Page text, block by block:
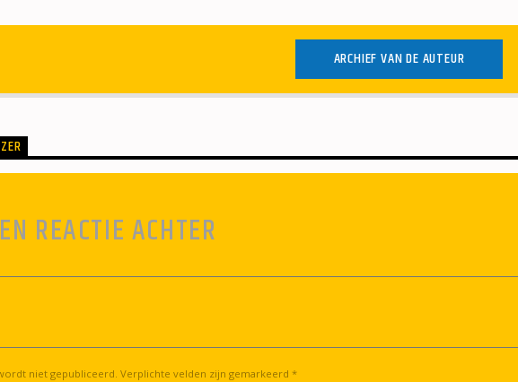
ARCHIEF VAN DE AUTEUR
REACTIE ACHTER
niet gepubliceerd. Verplichte velden zijn gemarkeerd *